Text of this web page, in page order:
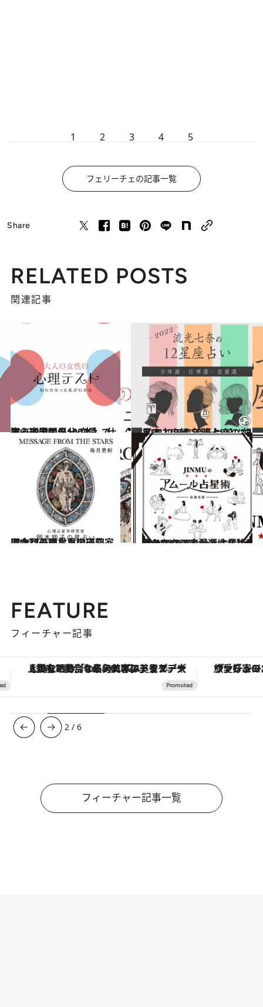
1 2 3 4 5
フェリーチェの記事一覧
Share
RELATED POSTS
関連記事
2025.9.28
【心理テスト100本】で知る本当の自分 恋愛、仕事、人間関係…
占い 2021.12.15
【2022年の年間占い】“視える占い師”流光七奈の12星座占い
占い
2026.7.31
【今月のあなたの運勢は？】心理占星学研究家 岡本翔子の星占い
占い 2024.6.15
【あなたの恋愛運は？】JINMUのアムール占星術 愛とエロスのジンムリズム
占い
FEATURE
フィーチャー記事
【銀座で出合う最旬美容】美髪ケアや上質な眠り…セルフケアのアップデートから、特別な名入れギフトまで。大人のための「ReFa GINZA」クルーズ ヴァシュロン・コンスタン
2 /6
フィーチャー記事一覧